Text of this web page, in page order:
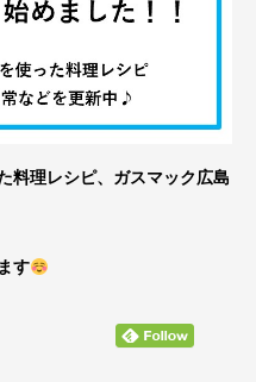
料理レシピ、ガスマック広島
す